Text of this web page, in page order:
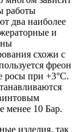
работы
два наиболее
и
схожи с
фреон
росы при +3°С.
менее 10 Бар.
изделия, так